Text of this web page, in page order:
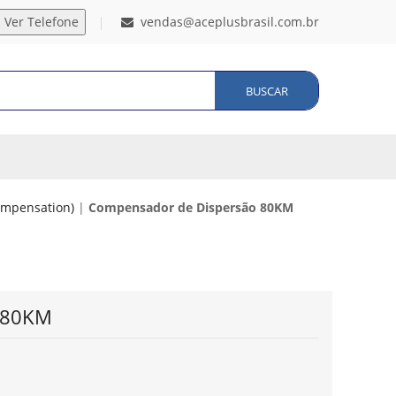
vendas@aceplusbrasil.com.br
BUSCAR
| Compensador de Dispersão 80KM